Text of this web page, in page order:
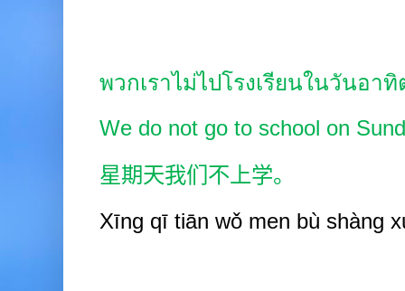
พวกเราไม่ไปโรงเรียนในวันอา
We do not go to school on
星期天我们不上学。
Xīng qī tiān wǒ men bù shàng